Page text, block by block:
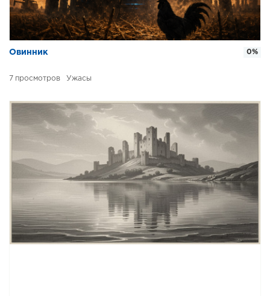
Овинник
7 Ужасы
0%